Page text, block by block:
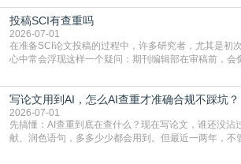
到秃头。这时候靠谱的AI降重真的就是救命稻草，选对
三天都做不完的事。不是所有人都需要用AI降重，但如
真的可以试试：初稿写完重复率远超要
投稿SCI有查重吗
2026-07-01
在准备SCI论文投稿的过程中，许多研究者，尤其是初
心中常会浮现这样一个疑问：期刊编辑部在审稿前，会
论文的初审通过率。实际上，SCI期刊对重复内容的审
或缺的一环。本篇AEIC学术交流中心小编就为大家介绍
一、查重是标准流程答案是明确的：绝大多数S
写论文用到AI，怎么AI查重才准确合规不踩坑？
2026-07-01
先搞懂：AI查重到底在查什么？现在写论文，谁还没沾
献、润色语句，多多少少都会用到。但最近一两年，不